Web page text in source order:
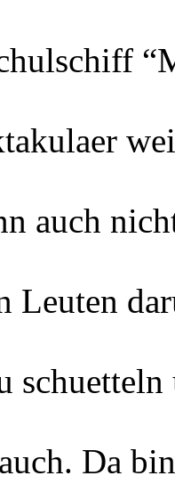
auch
Leuten
Da